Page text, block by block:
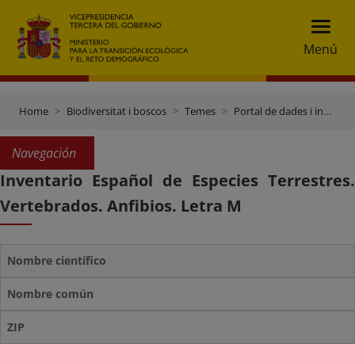
Menú
Home Biodiversitat i boscos Temes Portal de dades i inventaris
Navegación
Inventario Español de Especies Terrestres.
Vertebrados. Anfibios. Letra M
Nombre científico
Nombre común
ZIP